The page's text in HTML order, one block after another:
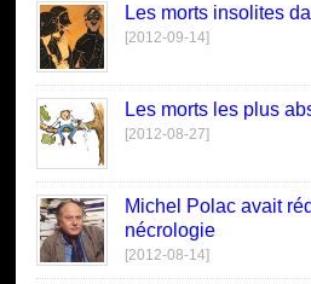
Les morts insolites
[2012-09-14]
Les morts les plus
[2012-08-27]
Michel Polac avait
nécrologie
[2012-08-14]